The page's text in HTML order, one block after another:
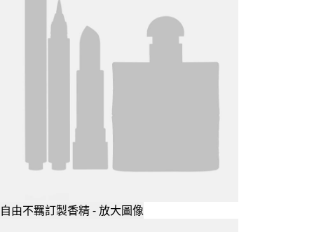
自由不羈訂製香精 - 放大圖像